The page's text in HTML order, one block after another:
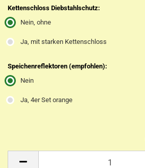
Kettenschloss Diebstahlschutz:
Nein, ohne
Ja, mit starken Kettenschloss
Speichenreflektoren (empfohlen):
Nein
Ja, 4er Set orange